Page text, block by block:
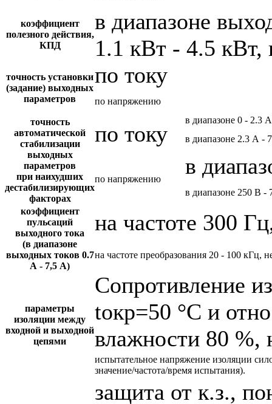
коэффициент
полезного действия,
КПД
в диапазоне
1.1 кВт - 4.5 кВт,
точность установки
(задание) выходных
параметров
по току
по напряжению
точность
автоматической
стабилизации
выходных
параметров
при наихудших
дестабилизирующих
факторах
по току
в диапазоне 0 - 2.3 А
в диапазоне 2.3 А -
по напряжению
в
в диапазоне 250 В -
коэффициент
пульсаций
выходного тока
(в диапазоне
выходных токов 0.7
А - 7,5 А)
на частоте 300
на частоте преобразования 20 - 100 кГц,
параметры
изоляции между
входной и выходной
цепями
Сопротивление
tокр=50 °С и
влажности 80 %,
испытательное напряжение изоляции
значение/частота/время испытания).
защита от к.з.,